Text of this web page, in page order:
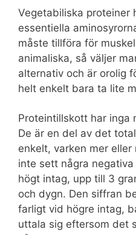
Vegetabiliska proteiner
essentiella
måste tillföra för
animaliska, så väljer
alternativ och är orolig
helt enkelt bara ta lite
Proteintillskott har inga
De är en del av det
enkelt, varken mer eller
inte sett några
högt intag, upp till 3
och dygn. Den siffran
farligt vid högre intag,
uttala sig eftersom det